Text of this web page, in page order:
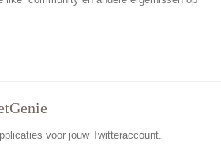
voor jouw Twitteraccount.